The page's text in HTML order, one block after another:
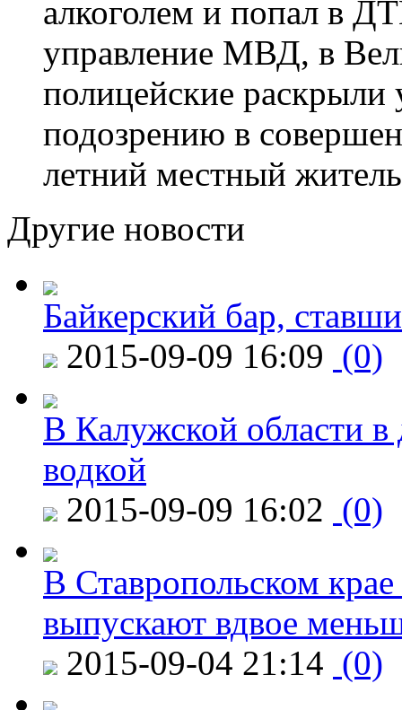
алкоголем и попал в
управление МВД, в
полицейские
подозрению в
летний местный
Другие новости
Байкерский бар,
2015-09-09 16:09 (0)
В Калужской области в
водкой
2015-09-09 16:02 (0)
В Ставропольском
выпускают вдвое
2015-09-04 21:14 (0)